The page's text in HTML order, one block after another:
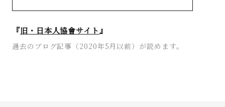
『旧・日本人協會サイト』
過去のブログ記事（2020年5月以前）が読めます。